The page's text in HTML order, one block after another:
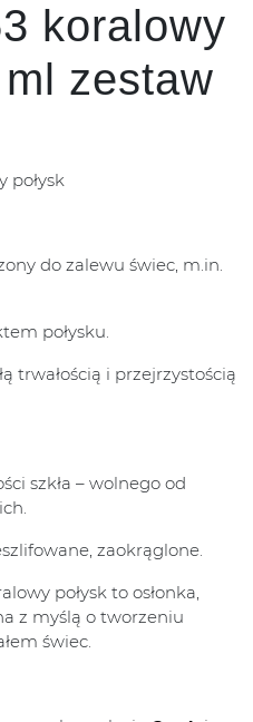
koralowy
ml zestaw
połysk
do zalewu świec, m.in.
połysku.
trwałością i przejrzystością
szkła – wolnego od
zaokrąglone.
połysk to osłonka,
z myślą o tworzeniu
świec.